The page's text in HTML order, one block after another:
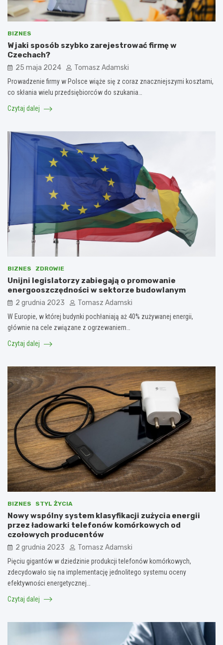
BIZNES
W jaki sposób szybko zarejestrować firmę w
Czechach?
25 maja 2024 Tomasz Adamski
Prowadzenie firmy w Polsce wiąże się z coraz znaczniejszymi kosztami,
co skłania wielu przedsiębiorców do szukania…
Czytaj dalej
BIZNES ZDROWIE
Unijni legislatorzy zabiegają o promowanie
energooszczędności w sektorze budowlanym
2 grudnia 2023 Tomasz Adamski
W Europie, w której budynki pochłaniają aż 40% zużywanej energii,
głównie na cele związane z ogrzewaniem…
Czytaj dalej
BIZNES STYL ŻYCIA
Nowy wspólny system klasyfikacji zużycia energii
przez ładowarki telefonów komórkowych od
czołowych producentów
2 grudnia 2023 Tomasz Adamski
Pięciu gigantów w dziedzinie produkcji telefonów komórkowych,
zdecydowało się na implementację jednolitego systemu oceny
efektywności energetycznej…
Czytaj dalej